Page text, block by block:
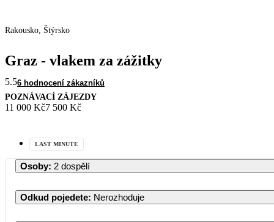
Rakousko, Štýrsko
Graz - vlakem za zážitky
5.56 hodnocení zákazníků
POZNÁVACÍ ZÁJEZDY
11 000 Kč7 500 Kč
LAST MINUTE
Osoby: 2 dospělí
Odkud pojedete: Nerozhoduje